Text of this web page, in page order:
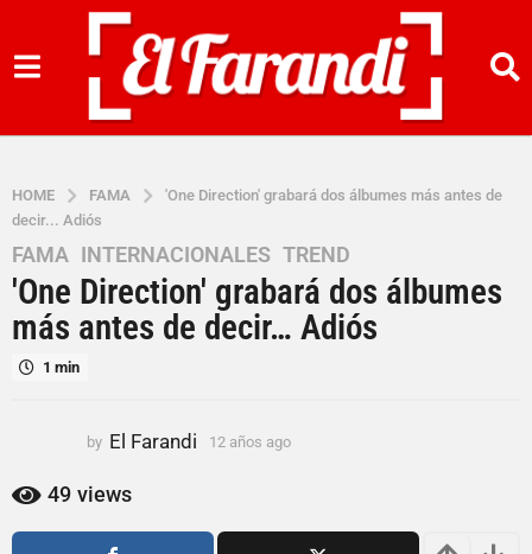
HOME FAMA
'One Direction' grabará dos álbumes más antes de
decir... Adiós
1
2
ñ
o
o
2
FAMA ,INTERNACIONALES ,TREND
'One Direction' grabará dos álbumes
más antes de decir… Adiós
1 min
by El Farandi 12 años ago
o
49 views